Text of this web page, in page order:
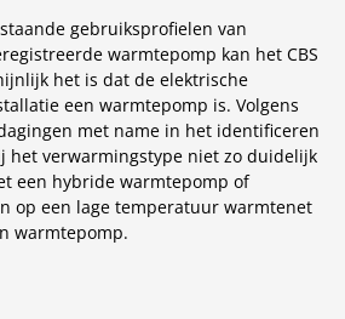
gebruiksprofielen van
warmtepomp kan het CBS
het is dat de elektrische
een warmtepomp is. Volgens
met name in het identificeren
het verwarmingstype niet zo duidelijk
een hybride warmtepomp of
op een lage temperatuur warmtenet
warmtepomp.